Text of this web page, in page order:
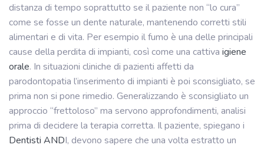
distanza di tempo soprattutto se il paziente non “lo cura”
come se fosse un dente naturale, mantenendo corretti stili
alimentari e di vita. Per esempio il fumo è una delle principali
cause della perdita di impianti, così come una cattiva igiene
orale. In situazioni cliniche di pazienti affetti da
parodontopatia l’inserimento di impianti è poi sconsigliato, se
prima non si pone rimedio. Generalizzando è sconsigliato un
approccio “frettoloso” ma servono approfondimenti, analisi
prima di decidere la terapia corretta. Il paziente, spiegano i
Dentisti ANDI, devono sapere che una volta estratto un